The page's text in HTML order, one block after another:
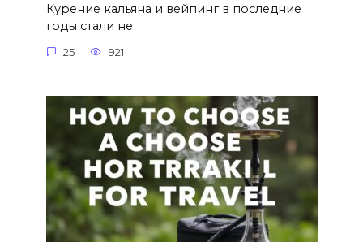
Курение кальяна и вейпинг в последние
годы стали не
25 921